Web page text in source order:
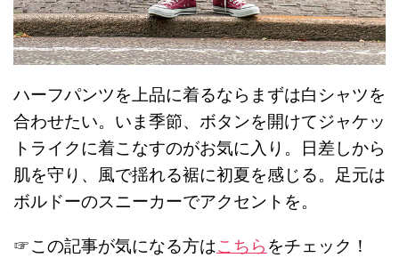
ハーフパンツを上品に着るならまずは白シャツを
合わせたい。いま季節、ボタンを開けてジャケッ
トライクに着こなすのがお気に入り。日差しから
肌を守り、風で揺れる裾に初夏を感じる。足元は
ボルドーのスニーカーでアクセントを。
☞この記事が気になる方はこちらをチェック！